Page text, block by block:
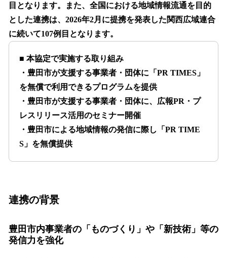
目となります。また、全国における地域情報流通を目的
とした連携は、2026年2月に提携を発表した関西広域連合
に続いて107例目となります。
■ 本協定で実施する取り組み
・豊田市が支援する事業者・団体に「PR TIMES」
を無償で利用できるプログラムを提供
・豊田市が支援する事業者・団体に、広報PR・プ
レスリリース活用のセミナー開催
・豊田市による地域情報の発信に際し「PR TIME
S」を無償提供
連携の背景
豊田市内事業者の「ものづくり」や「新技術」等の
発信力を強化